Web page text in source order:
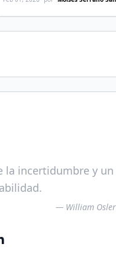
la incertidumbre y un
— William Osler